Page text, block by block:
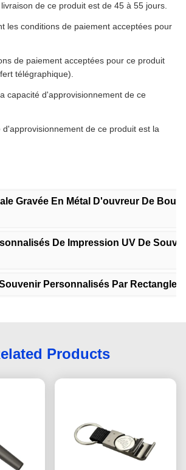
de ce produit est de 45 à 55 jours.
les conditions de paiement acceptées pour
de paiement acceptées pour ce produit
télégraphique).
capacité d'approvisionnement de ce
d'approvisionnement de ce produit est la
Gravée En Métal D'ouvreur De
De Impression UV De
Personnalisés Par Rectangle
Products